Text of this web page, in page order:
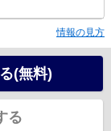
情報の見方
(無料)
る